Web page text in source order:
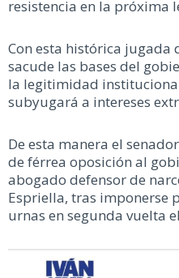
resistencia en la próxima
Con esta histórica jugada
sacude las bases del
la legitimidad
subyugará a intereses
De esta manera el
de férrea oposición al
abogado defensor de
Espriella, tras imponerse
urnas en segunda vuelta